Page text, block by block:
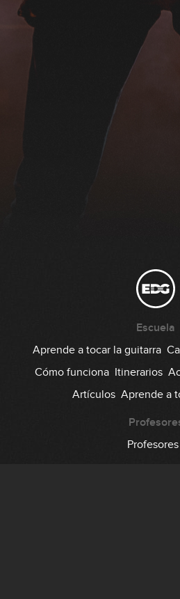
Escuela
Aprende a tocar la guitarra
Cómo funciona Itinerarios
Artículos Aprende a
Profesores